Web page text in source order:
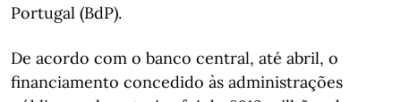
Portugal (BdP).
De acordo com o banco central, até abril, o
financiamento concedido às administrações